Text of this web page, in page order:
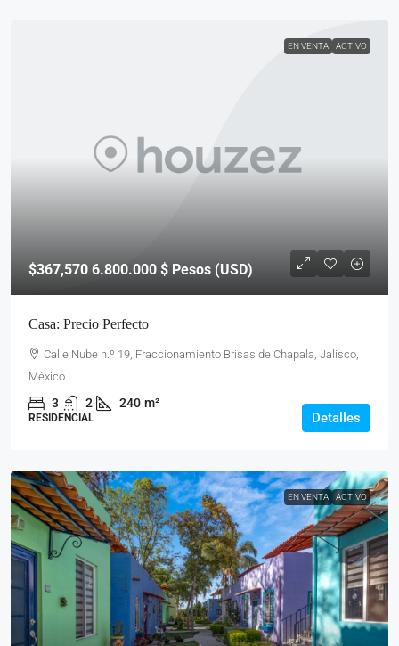
EN VENTA ACTIVO
$367,570 6.800.000 $ Pesos (USD)
Casa: Precio Perfecto
Calle Nube n.º 19, Fraccionamiento Brisas de Chapala, Jalisco,
México
3 2 240 m²
RESIDENCIAL Detalles
EN VENTA ACTIVO